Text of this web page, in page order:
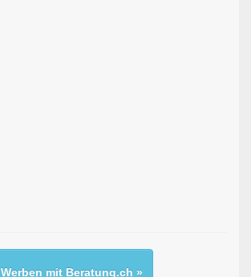
Werben mit Beratung.ch »